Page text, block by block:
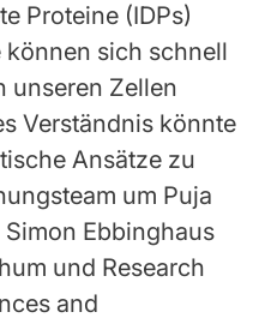
Proteine (IDPs)
sich schnell
unseren Zellen
Verständnis könnte
Ansätze zu
um Puja
Simon Ebbinghaus
und Research
and